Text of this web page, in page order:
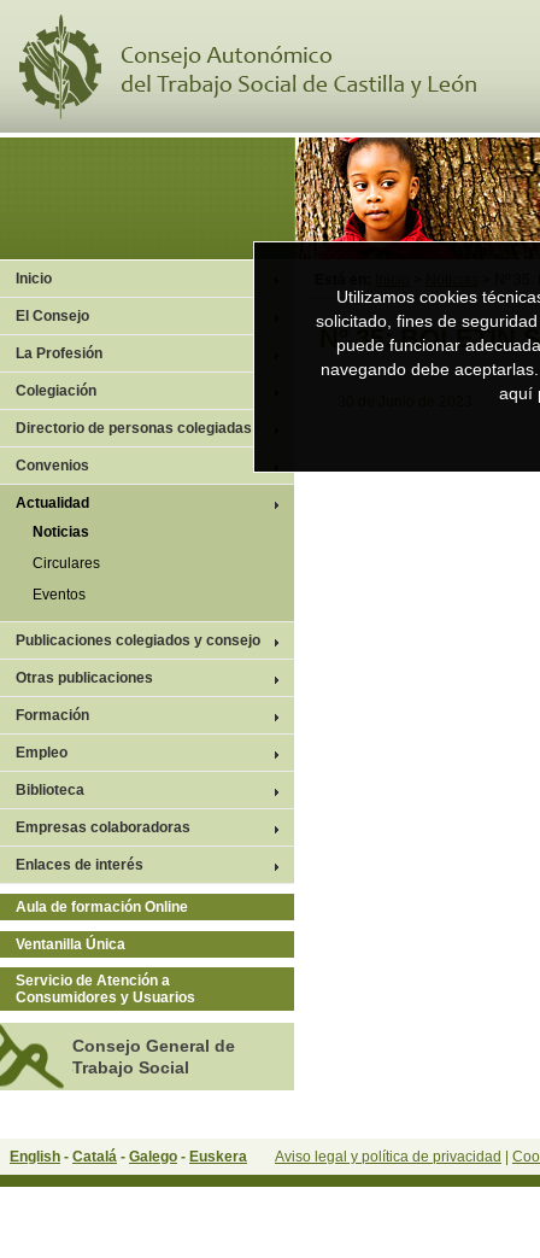
Nº 35: BOLETÍN
Inicio
El Consejo
La Profesión
Colegiación
Directorio de personas colegiadas
Convenios
Actualidad
Noticias
Circulares
Eventos
Publicaciones colegiados y consejo
Otras publicaciones
Formación
Empleo
Biblioteca
Empresas colaboradoras
Enlaces de interés
Aula de formación Online
Ventanilla Única
Servicio de Atención a
Consumidores y Usuarios
Consejo General de
Trabajo Social
English - Catalá - Galego - Euskera Aviso legal y política de privacidad
Utilizamos cookies
solicitado, fines de
puede funcionar
navegando debe
aquí